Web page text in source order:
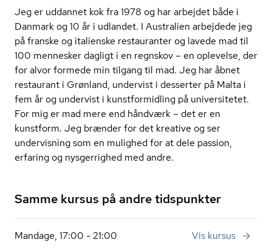
Jeg er uddannet kok fra 1978 og har arbejdet både i
Danmark og 10 år i udlandet. I Australien arbejdede jeg
på franske og italienske restauranter og lavede mad til
100 mennesker dagligt i en regnskov – en oplevelse, der
for alvor formede min tilgang til mad. Jeg har åbnet
restaurant i Grønland, undervist i desserter på Malta i
fem år og undervist i kunst­for­mid­ling på universitetet.
For mig er mad mere end håndværk – det er en
kunstform. Jeg brænder for det kreative og ser
undervisning som en mulighed for at dele passion,
erfaring og nysgerrighed med andre.
Samme kursus på andre tidspunkter
Mandage, 17:00 - 21:00 Vis kursus